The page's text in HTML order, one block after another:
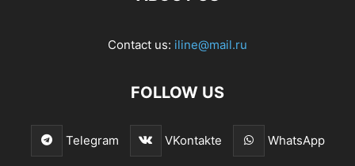
Contact us: iline@mail.ru
FOLLOW US
Telegram VKontakte WhatsApp